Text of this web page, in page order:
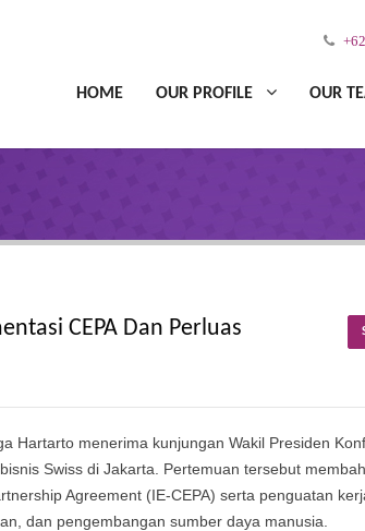
HOME OUR PROFILE OUR
CEPA Dan Perluas
Hartarto menerima kunjungan Wakil Presiden
Swiss di Jakarta. Pertemuan tersebut
Agreement (IE-CEPA) serta penguatan
dan pengembangan sumber daya manusia.